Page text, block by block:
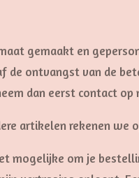
gemaakt en
de ontvangst van de
dan eerst contact
artikelen rekenen we
mogelijke om je